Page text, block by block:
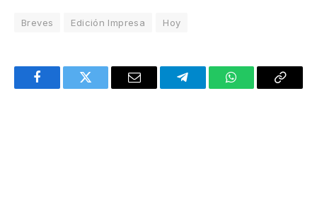
Breves Edición Impresa Hoy
FacebookTwitter Email TelegramWhatsAppCopy